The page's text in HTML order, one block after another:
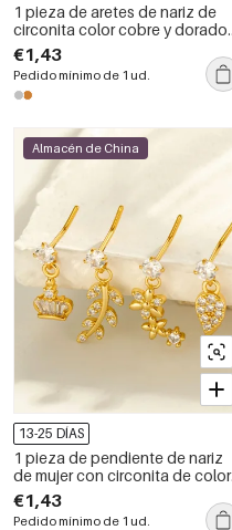
1 pieza de aretes de nariz de
circonita color cobre y dorado
con forma de corazón para
mujer
€1,43
Pedido mínimo de 1 ud.
Almacén de China
13-25 DÍAS
1 pieza de pendiente de nariz
de mujer con circonita de color
cobre y dorado con flor simple
€1,43
Pedido mínimo de 1 ud.